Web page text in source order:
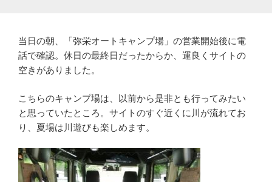
当日の朝、「弥栄オートキャンプ場」の営業開始後に電
話で確認。休日の最終日だったからか、運良くサイトの
空きがありました。
こちらのキャンプ場は、以前から是非とも行ってみたい
と思っていたところ。サイトのすぐ近くに川が流れてお
り、夏場は川遊びも楽しめます。